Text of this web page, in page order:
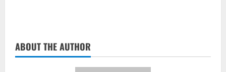
ABOUT THE AUTHOR